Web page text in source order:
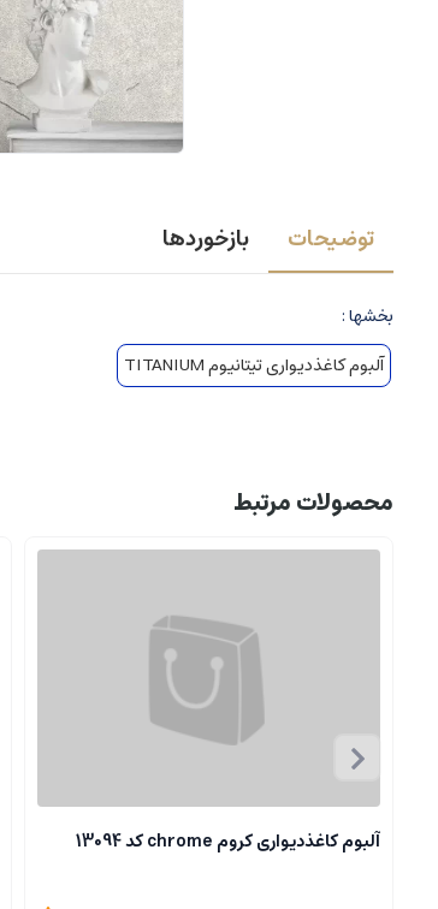
توضیحات بازخوردها
بخشها :
آلبوم کاغذدیواری تیتانیوم TITANIUM
محصولات مرتبط
آلبوم کاغذدیواری کروم chrome کد 13094